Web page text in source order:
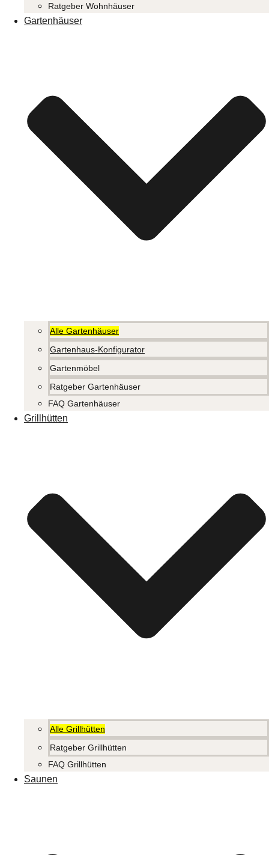
Ratgeber Wohnhäuser
Gartenhäuser
Alle Gartenhäuser
Gartenhaus-Konfigurator
Gartenmöbel
Ratgeber Gartenhäuser
FAQ Gartenhäuser
Grillhütten
Alle Grillhütten
Ratgeber Grillhütten
FAQ Grillhütten
Saunen